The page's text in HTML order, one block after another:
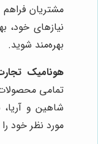
مشتریان
نیازهای خود،
بهره‌مند شوید.
هونامیک
تمامی محصولات
شاهین و
مورد نظر خود